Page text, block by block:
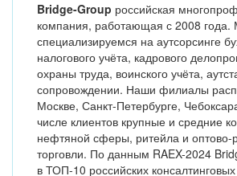
Bridge-Group российская
компания, работающая с 2008
специализируемся на аутсорсинге
налогового учёта, кадрового
охраны труда, воинского учёта,
сопровождении. Наши филиалы
Москве, Санкт-Петербурге,
числе клиентов крупные и средние
нефтяной сферы, ритейла и оптово-
торговли. По данным RAEX-2024
в ТОП-10 российских